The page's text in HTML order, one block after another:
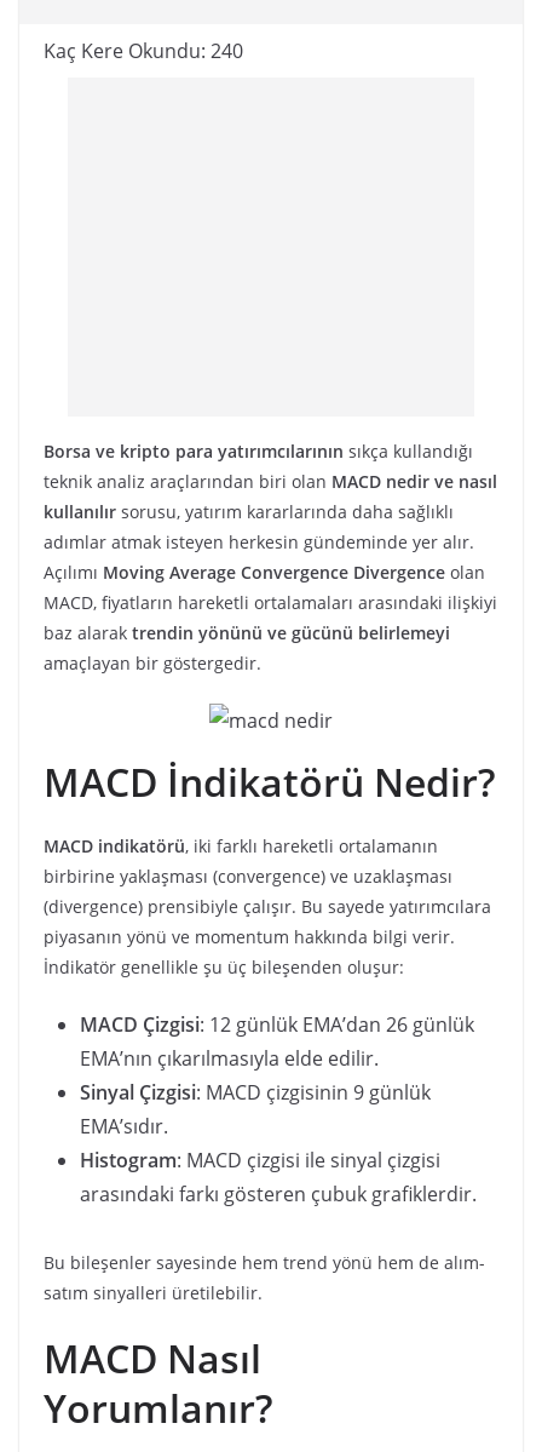
Kaç Kere Okundu: 240
Borsa ve kripto para yatırımcılarının sıkça kullandığı
teknik analiz araçlarından biri olan MACD nedir ve nasıl
kullanılır sorusu, yatırım kararlarında daha sağlıklı
adımlar atmak isteyen herkesin gündeminde yer alır.
Açılımı Moving Average Convergence Divergence olan
MACD, fiyatların hareketli ortalamaları arasındaki ilişkiyi
baz alarak trendin yönünü ve gücünü belirlemeyi
amaçlayan bir göstergedir.
MACD İndikatörü Nedir?
MACD indikatörü, iki farklı hareketli ortalamanın
birbirine yaklaşması (convergence) ve uzaklaşması
(divergence) prensibiyle çalışır. Bu sayede yatırımcılara
piyasanın yönü ve momentum hakkında bilgi verir.
İndikatör genellikle şu üç bileşenden oluşur:
MACD Çizgisi: 12 günlük EMA’dan 26 günlük
EMA’nın çıkarılmasıyla elde edilir.
Sinyal Çizgisi: MACD çizgisinin 9 günlük
EMA’sıdır.
Histogram: MACD çizgisi ile sinyal çizgisi
arasındaki farkı gösteren çubuk grafiklerdir.
Bu bileşenler sayesinde hem trend yönü hem de alım-
satım sinyalleri üretilebilir.
MACD Nasıl
Yorumlanır?